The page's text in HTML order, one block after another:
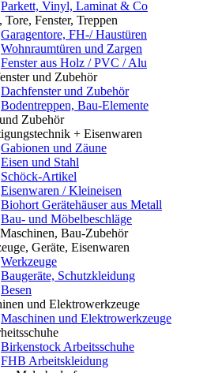
Parkett, Vinyl, Laminat & Co
Tore, Fenster, Treppen
Garagentore, FH-/ Haustüren
Wohnraumtüren und Zargen
Fenster aus Holz / PVC / Alu
und Zubehör
Dachfenster und Zubehör
Bodentreppen, Bau-Elemente
Zubehör
+ Eisenwaren
Gabionen und Zäune
Eisen und Stahl
Schöck-Artikel
Eisenwaren / Kleineisen
Biohort Gerätehäuser aus Metall
Bau- und Möbelbeschläge
Bau-Zubehör
Geräte, Eisenwaren
Werkzeuge
Baugeräte, Schutzkleidung
Besen
und Elektrowerkzeuge
Maschinen und Elektrowerkzeuge
Birkenstock Arbeitsschuhe
FHB Arbeitskleidung